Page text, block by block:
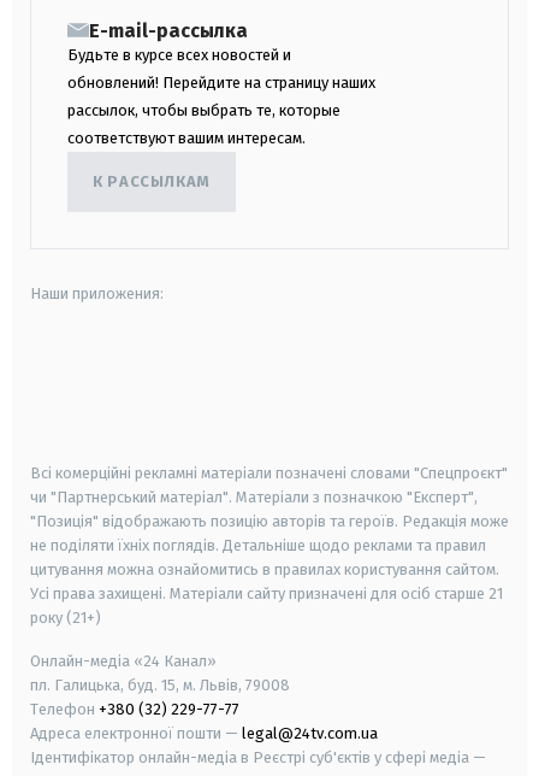
E-mail-рассылка
Будьте в курсе всех новостей и
обновлений! Перейдите на страницу наших
рассылок, чтобы выбрать те, которые
соответствуют вашим интересам.
К РАССЫЛКАМ
Наши приложения:
Всі комерційні рекламні матеріали позначені словами "Спецпроєкт"
чи "Партнерський матеріал". Матеріали з позначкою "Експерт",
"Позиція" відображають позицію авторів та героїв. Редакція може
не поділяти їхніх поглядів. Детальніше щодо реклами та правил
цитування можна ознайомитись в правилах користування сайтом.
Усі права захищені. Матеріали сайту призначені для осіб старше 21
року (21+)
Онлайн-медіа «24 Канал»
пл. Галицька, буд. 15, м. Львів, 79008
Телефон +380 (32) 229-77-77
Адреса електронної пошти — legal@24tv.com.ua
Ідентифікатор онлайн-медіа в Реєстрі суб'єктів у сфері медіа —